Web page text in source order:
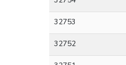
32753
32752